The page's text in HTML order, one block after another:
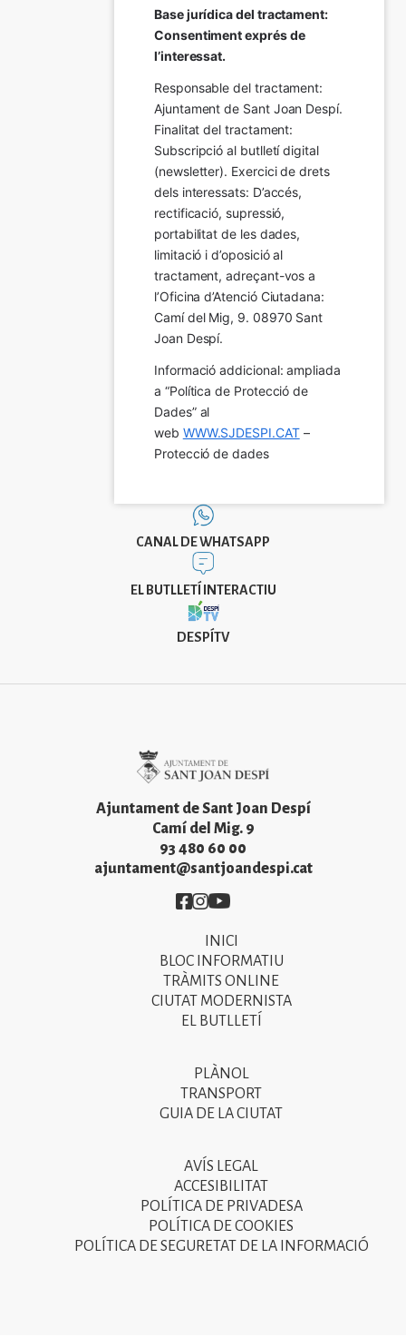
Base jurídica del tractament:
Consentiment exprés de
l’interessat.
Responsable del tractament:
Ajuntament de Sant Joan Despí.
Finalitat del tractament:
Subscripció al butlletí digital
(newsletter). Exercici de drets
dels interessats: D’accés,
rectificació, supressió,
portabilitat de les dades,
limitació i d’oposició al
tractament, adreçant-vos a
l’Oficina d’Atenció Ciutadana:
Camí del Mig, 9. 08970 Sant
Joan Despí.
Informació addicional: ampliada
a “Política de Protecció de
Dades” al
web WWW.SJDESPI.CAT –
Protecció de dades
CANAL DE WHATSAPP
EL BUTLLETÍ INTERACTIU
DESPÍTV
Ajuntament de Sant Joan Despí
Camí del Mig. 9
93 480 60 00
ajuntament@santjoandespi.cat
Imatge
Imatge
Imatge
INICI
BLOC INFORMATIU
TRÀMITS ONLINE
CIUTAT MODERNISTA
EL BUTLLETÍ
PLÀNOL
TRANSPORT
GUIA DE LA CIUTAT
AVÍS LEGAL
ACCESIBILITAT
POLÍTICA DE PRIVADESA
POLÍTICA DE COOKIES
POLÍTICA DE SEGURETAT DE LA INFORMACIÓ